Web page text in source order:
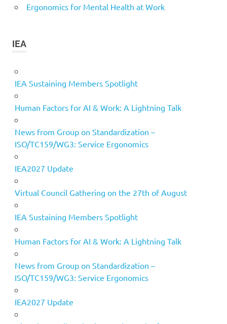
Ergonomics for Mental Health at Work
IEA
IEA Sustaining Members Spotlight
Human Factors for AI & Work: A Lightning Talk
News from Group on Standardization –
ISO/TC159/WG3: Service Ergonomics
IEA2027 Update
Virtual Council Gathering on the 27th of August
IEA Sustaining Members Spotlight
Human Factors for AI & Work: A Lightning Talk
News from Group on Standardization –
ISO/TC159/WG3: Service Ergonomics
IEA2027 Update